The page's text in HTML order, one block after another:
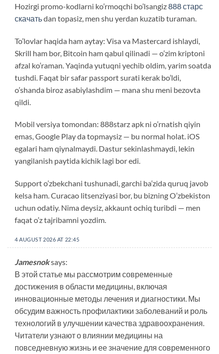
Hozirgi promo-kodlarni ko’rmoqchi bo’lsangiz888 старс
скачатьdan topasiz, men shu yerdan kuzatib turaman.
To’lovlar haqida ham aytay: Visa va Mastercard ishlaydi,
Skrill ham bor, Bitcoin ham qabul qilinadi — o’zim kriptoni
afzal ko’raman. Yaqinda yutuqni yechib oldim, yarim soatda
tushdi. Faqat bir safar passport surati kerak bo’ldi,
o’shanda biroz asabiylashdim — mana shu meni bezovta
qildi.
Mobil versiya tomondan: 888starz apk ni o’rnatish qiyin
emas, Google Play da topmaysiz — bu normal holat. iOS
egalari ham qiynalmaydi. Dastur sekinlashmaydi, lekin
yangilanish paytida kichik lagi bor edi.
Support o’zbekchani tushunadi, garchi ba’zida quruq javob
kelsa ham. Curacao litsenziyasi bor, bu bizning O’zbekiston
uchun odatiy. Nima deysiz, akkaunt ochiq turibdi — men
faqat o’z tajribamni yozdim.
4 AUGUST 2026 AT 22:45
Jamesnoksays:
В этой статье мы рассмотрим современные
достижения в области медицины, включая
инновационные методы лечения и диагностики. Мы
обсудим важность профилактики заболеваний и роль
технологий в улучшении качества здравоохранения.
Читатели узнают о влиянии медицины на
повседневную жизнь и ее значение для современного